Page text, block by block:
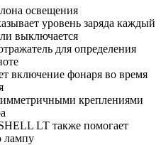
освещения
уровень заряда каждый
выключается
для определения
включение фонаря во время
креплениями
LT также помогает
лампу